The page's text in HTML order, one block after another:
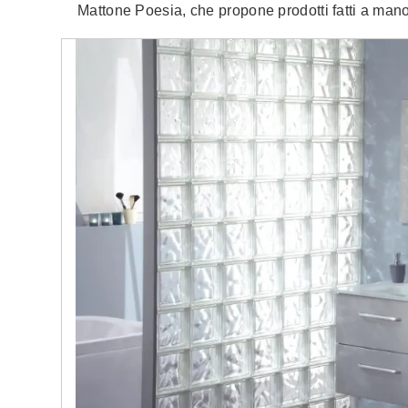
Mattone Poesia, che propone prodotti fatti a